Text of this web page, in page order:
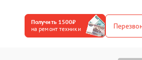
Получить 1500₽
на ремонт техники